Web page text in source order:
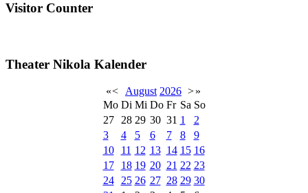
Visitor Counter
Theater Nikola Kalender
«< August 2026 >»
Mo Di Mi Do Fr Sa So
27
28 29 30 31 1
2
3
4 5 6 7 8
9
10
11 12 13 14 15 16
17
18 19 20 21 22 23
24
25 26 27 28 29 30